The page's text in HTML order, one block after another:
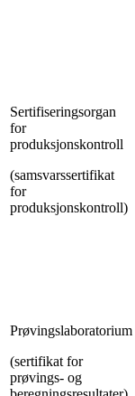
Sertifiseringsorgan
for
produksjonskontroll
(samsvarssertifikat
for
produksjonskontroll)
Prøvingslaboratorium
(sertifikat for
prøvings- og